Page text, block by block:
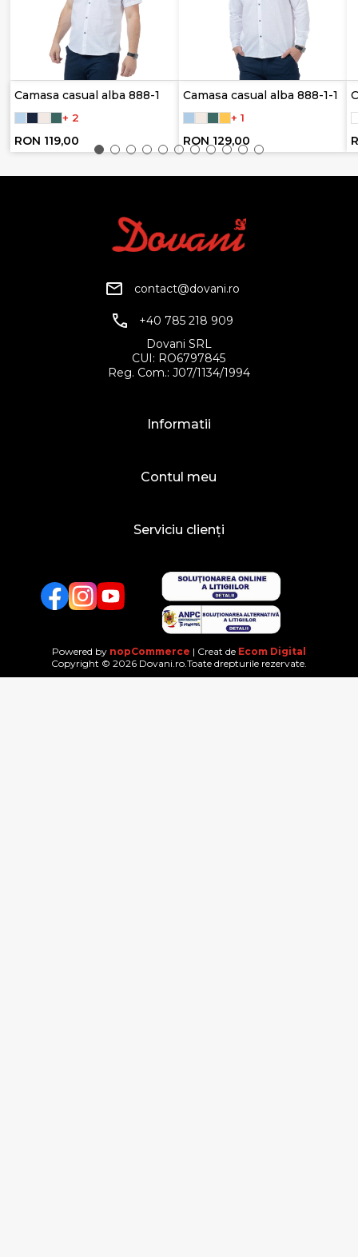
Camasa casual alba 888-1
+ 2
RON 119,00
Camasa casual alba 888-1-1
+ 1
RON 129,00
contact@dovani.ro
+40 785 218 909
Dovani SRL
CUI: RO6797845
Reg. Com.: J07/1134/1994
Informatii
Contul meu
Serviciu clienți
FacebookTwitterYouTube
Powered by nopCommerce | Creat de Ecom Digital
Copyright © 2026 Dovani.ro.Toate drepturile rezervate.